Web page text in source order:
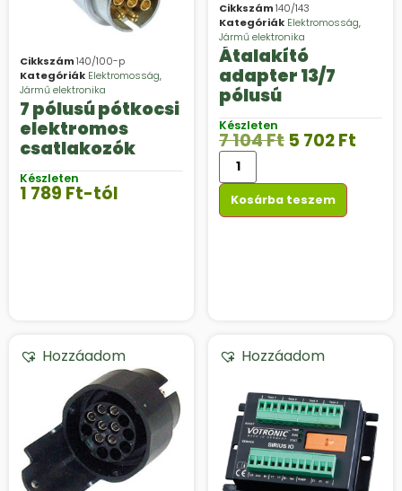
Cikkszám140/100-p
Kategóriák Elektromosság,
Jármű elektronika
7 pólusú pótkocsi
elektromos
csatlakozók
Készleten
1 789 Ft-tól
Cikkszám140/143
Kategóriák Elektromosság,
Jármű elektronika
Átalakító
adapter 13/7
pólusú
Készleten
7 104Ft 5 702Ft
Kosárba teszem
Hozzáadom Hozzáadom